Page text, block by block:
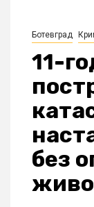
Ботевград
11-
без